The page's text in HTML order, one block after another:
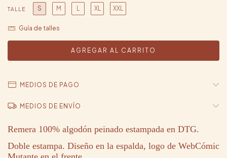
TALLE S M XL XXL
Guía de talles
MEDIOS DE PAGO
MEDIOS DE ENVÍO
Remera 100% algodón peinado estampada en DTG.
Doble estampa. Diseño en la espalda, logo de WebCómic